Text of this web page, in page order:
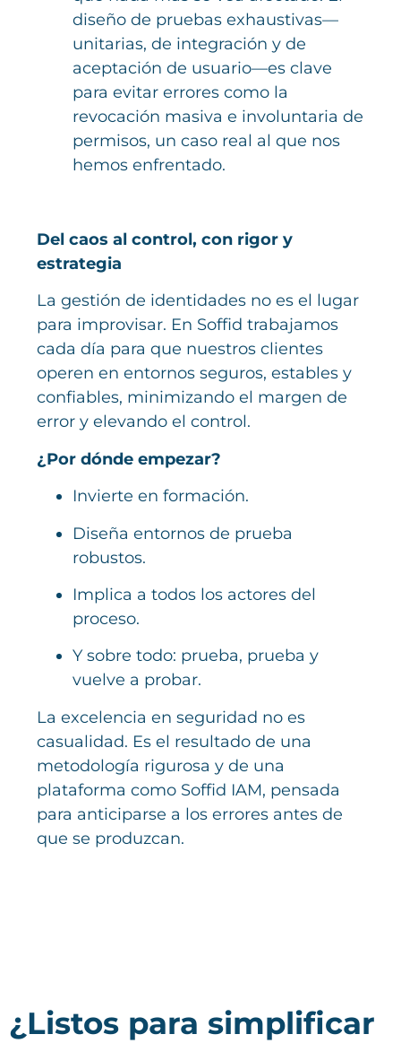
diseño de pruebas exhaustivas—
unitarias, de integración y de
aceptación de usuario—es clave
para evitar errores como la
revocación masiva e involuntaria de
permisos, un caso real al que nos
hemos enfrentado.
Del caos al control, con rigor y
estrategia
La gestión de identidades no es el lugar
para improvisar. En Soffid trabajamos
cada día para que nuestros clientes
operen en entornos seguros, estables y
confiables, minimizando el margen de
error y elevando el control.
¿Por dónde empezar?
Invierte en formación.
Diseña entornos de prueba
robustos.
Implica a todos los actores del
proceso.
Y sobre todo: prueba, prueba y
vuelve a probar.
La excelencia en seguridad no es
casualidad. Es el resultado de una
metodología rigurosa y de una
plataforma como Soffid IAM, pensada
para anticiparse a los errores antes de
que se produzcan.
¿Listos para simplificar